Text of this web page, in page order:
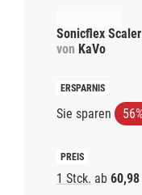
Sonicflex
von KaVo
Sie sparen
1 Stck. ab